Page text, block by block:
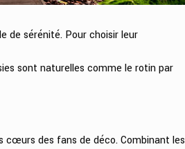
de sérénité. Pour choisir leur
sont naturelles comme le rotin par
cœurs des fans de déco. Combinant les